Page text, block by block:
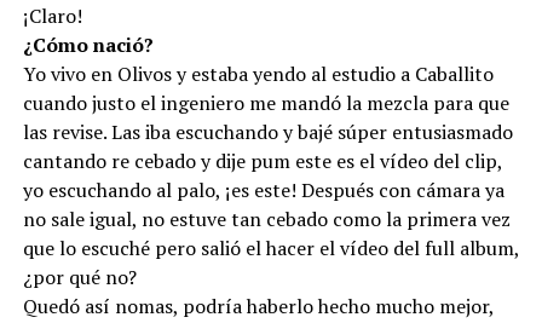
¡Claro!
¿Cómo nació?
Yo vivo en Olivos y estaba yendo al estudio a Caballito
cuando justo el ingeniero me mandó la mezcla para que
las revise. Las iba escuchando y bajé súper entusiasmado
cantando re cebado y dije pum este es el vídeo del clip,
yo escuchando al palo, ¡es este! Después con cámara ya
no sale igual, no estuve tan cebado como la primera vez
que lo escuché pero salió el hacer el vídeo del full album,
¿por qué no?
Quedó así nomas, podría haberlo hecho mucho mejor,